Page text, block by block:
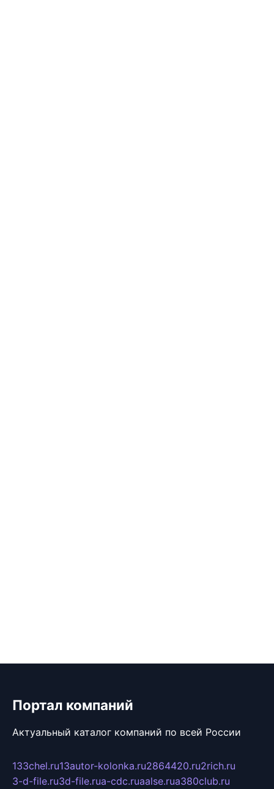
Портал компаний
Актуальный каталог компаний по всей России
133chel.ru13autor-kolonka.ru2864420.ru2rich.ru
3-d-file.ru3d-file.rua-cdc.ruaalse.rua380club.ru